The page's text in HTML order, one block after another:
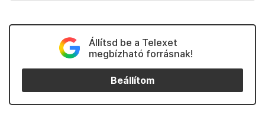
Állítsd be a Telexet
megbízható forrásnak!
Beállítom